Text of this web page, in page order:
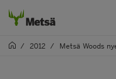
/ 2012 / Metsä Woods nye brannbeskyttede